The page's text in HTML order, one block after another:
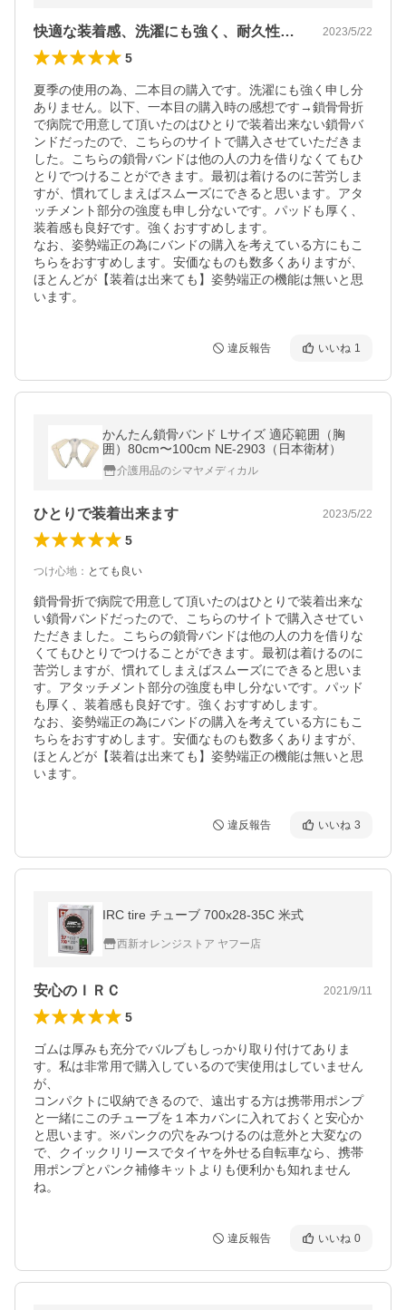
快適な装着感、洗濯にも強く、耐久性もある 2023/5/22
5
夏季の使用の為、二本目の購入です。洗濯にも強く申し分
ありません。以下、一本目の購入時の感想です→鎖骨骨折
で病院で用意して頂いたのはひとりで装着出来ない鎖骨バ
ンドだったので、こちらのサイトで購入させていただきま
した。こちらの鎖骨バンドは他の人の力を借りなくてもひ
とりでつけることができます。最初は着けるのに苦労しま
すが、慣れてしまえばスムーズにできると思います。アタ
ッチメント部分の強度も申し分ないです。パッドも厚く、
装着感も良好です。強くおすすめします。
なお、姿勢端正の為にバンドの購入を考えている方にもこ
ちらをおすすめします。安価なものも数多くありますが、
ほとんどが【装着は出来ても】姿勢端正の機能は無いと思
います。
違反報告 いいね 1
かんたん鎖骨バンド Lサイズ 適応範囲（胸
囲）80cm〜100cm NE-2903（日本衛材）
介護用品のシマヤメディカル
ひとりで装着出来ます 2023/5/22
5
つけ心地 ： とても良い
鎖骨骨折で病院で用意して頂いたのはひとりで装着出来な
い鎖骨バンドだったので、こちらのサイトで購入させてい
ただきました。こちらの鎖骨バンドは他の人の力を借りな
くてもひとりでつけることができます。最初は着けるのに
苦労しますが、慣れてしまえばスムーズにできると思いま
す。アタッチメント部分の強度も申し分ないです。パッド
も厚く、装着感も良好です。強くおすすめします。
なお、姿勢端正の為にバンドの購入を考えている方にもこ
ちらをおすすめします。安価なものも数多くありますが、
ほとんどが【装着は出来ても】姿勢端正の機能は無いと思
います。
違反報告 いいね 3
IRC tire チューブ 700x28-35C 米式
西新オレンジストア ヤフー店
安心のＩＲＣ 2021/9/11
5
ゴムは厚みも充分でバルブもしっかり取り付けてありま
す。私は非常用で購入しているので実使用はしていません
が、
コンパクトに収納できるので、遠出する方は携帯用ポンプ
と一緒にこのチューブを１本カバンに入れておくと安心か
と思います。※パンクの穴をみつけるのは意外と大変なの
で、クイックリリースでタイヤを外せる自転車なら、携帯
用ポンプとパンク補修キットよりも便利かも知れません
ね。
違反報告 いいね 0